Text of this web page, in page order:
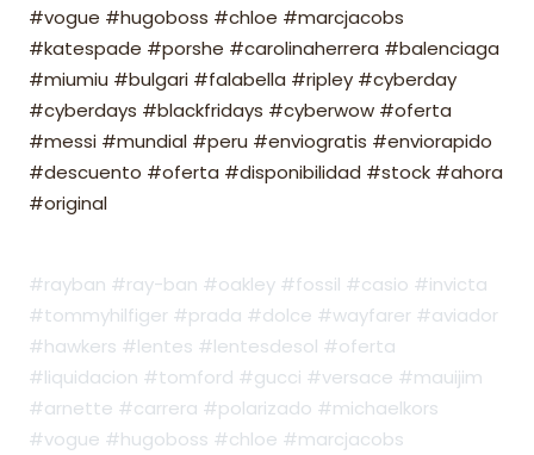
#vogue #hugoboss #chloe #marcjacobs
#katespade #porshe #carolinaherrera #balenciaga
#miumiu #bulgari #falabella #ripley #cyberday
#cyberdays #blackfridays #cyberwow #oferta
#messi #mundial #peru #enviogratis #enviorapido
#descuento #oferta #disponibilidad #stock #ahora
#original
#rayban #ray-ban #oakley #fossil #casio #invicta
#tommyhilfiger #prada #dolce #wayfarer #aviador
#hawkers #lentes #lentesdesol #oferta
#liquidacion #tomford #gucci #versace #mauijim
#arnette #carrera #polarizado #michaelkors
#vogue #hugoboss #chloe #marcjacobs